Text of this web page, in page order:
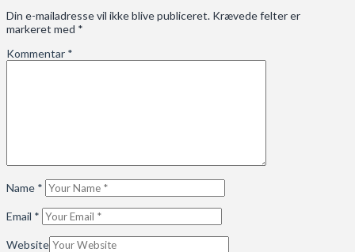
Din e-mailadresse vil ikke blive publiceret. Krævede felter er
markeret med *
Kommentar *
Name *
Email *
Website